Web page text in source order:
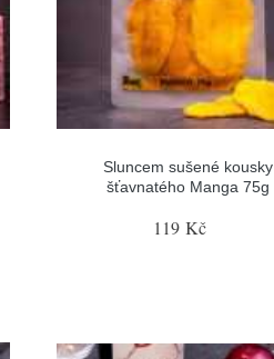
Sluncem sušené kousky
šťavnatého Manga 75g
119 Kč